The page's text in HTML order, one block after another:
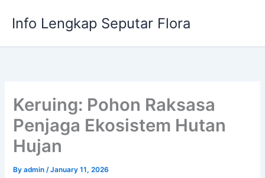
Info Lengkap Seputar Flora
Keruing: Pohon Raksasa
Penjaga Ekosistem Hutan
Hujan
Byadmin/January 11, 2026